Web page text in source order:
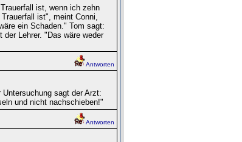
ist, wenn ich zehn
ist", meint Conni,
ein Schaden." Tom sagt:
Lehrer. "Das wäre weder
Antworten
sagt der Arzt:
und nicht nachschieben!"
Antworten